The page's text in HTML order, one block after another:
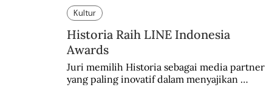
Kultur
Historia Raih LINE Indonesia
Awards
Juri memilih Historia sebagai media partner
yang paling inovatif dalam menyajikan